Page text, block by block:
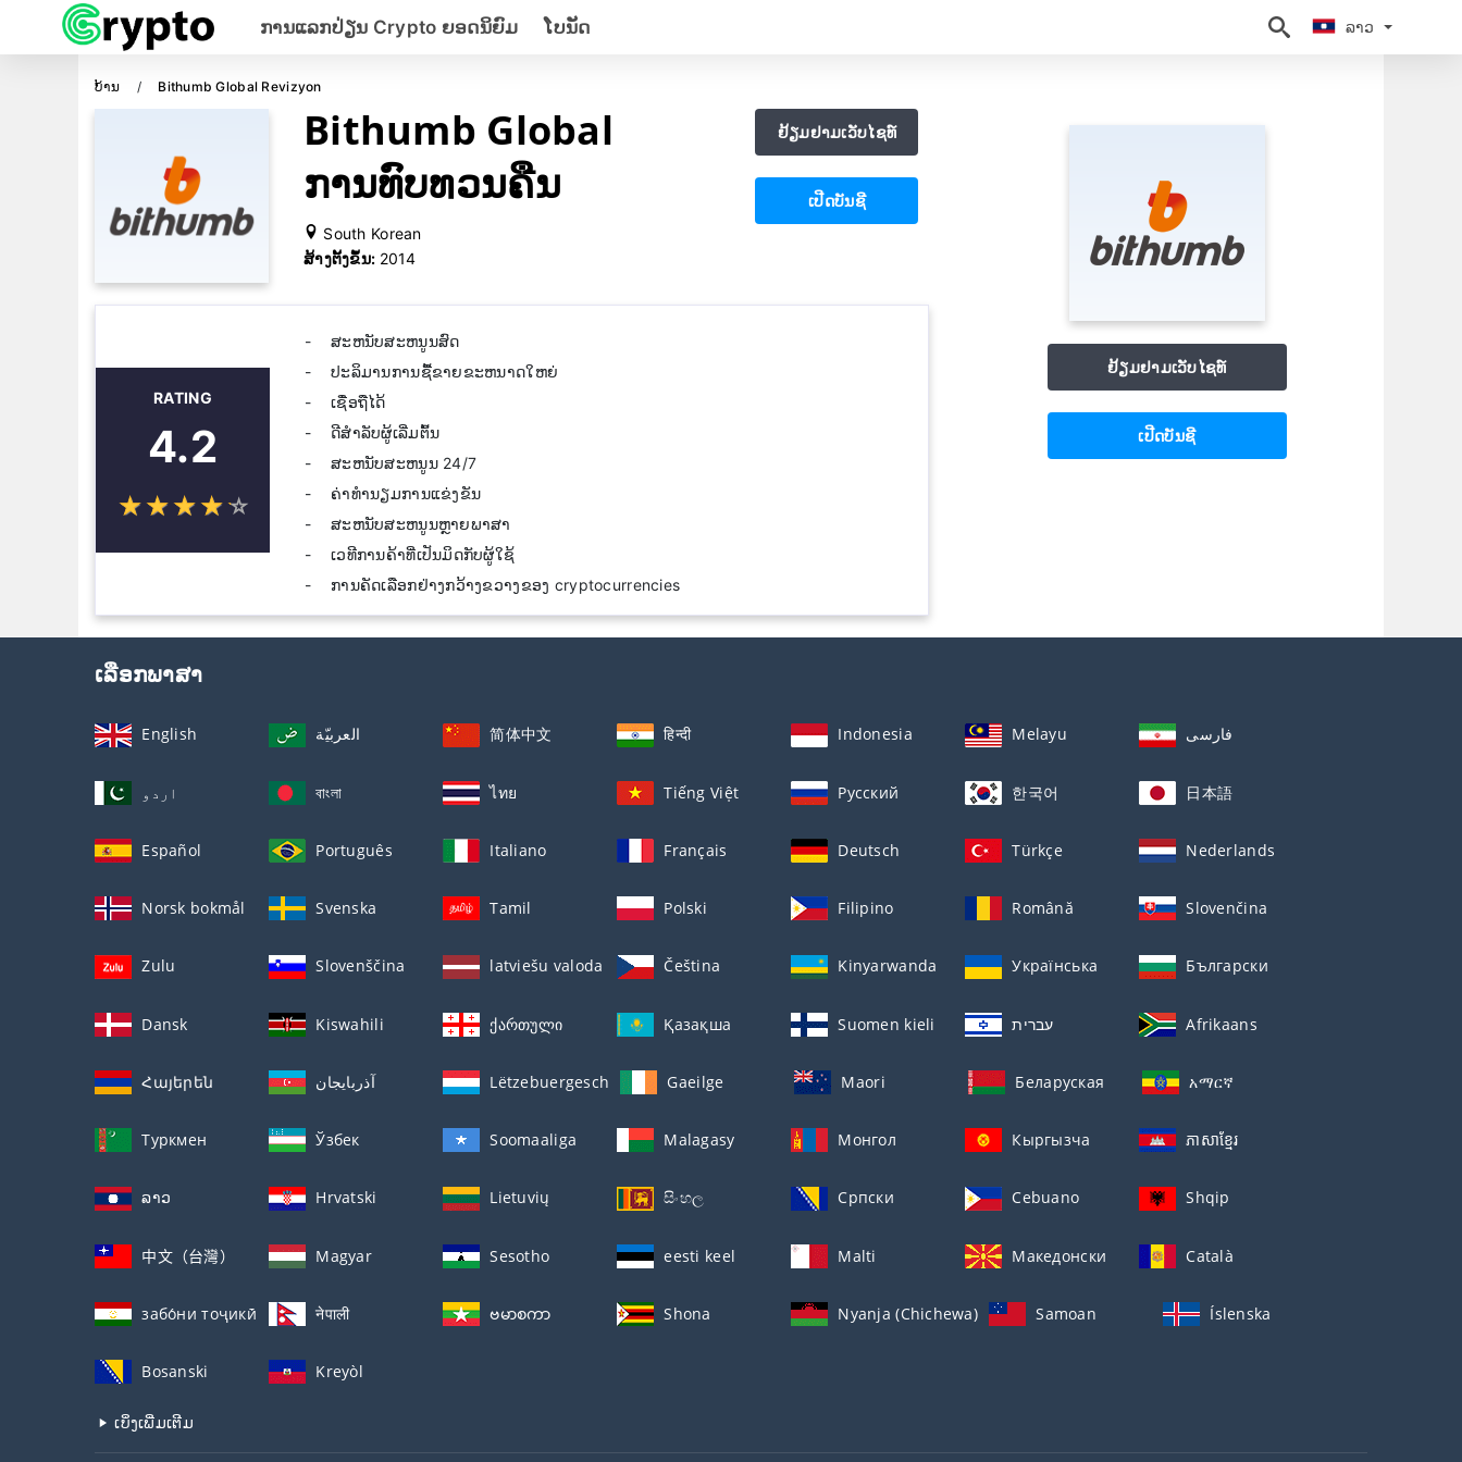
ການແລກປ່ຽນ Crypto ຍອດນິຍົມ ໂບນັດ ລາວ
ບ້ານ Bithumb Global Revizyon
Bithumb Global
ການທົບທວນຄືນ
South Korean
ສ້າງຕັ້ງຂຶ້ນ: 2014
ຢ້ຽມຢາມເວັບໄຊທ໌
ເປີດບັນຊີ
RATING
4.2
☆☆☆☆☆
★★★★★
ສະຫນັບສະຫນູນສົດ
ປະລິມານການຊື້ຂາຍຂະຫນາດໃຫຍ່
ເຊື່ອຖືໄດ້
ດີສໍາລັບຜູ້ເລີ່ມຕົ້ນ
ສະຫນັບສະຫນູນ 24/7
ຄ່າທໍານຽມການແຂ່ງຂັນ
ສະຫນັບສະຫນູນຫຼາຍພາສາ
ເວທີການຄ້າທີ່ເປັນມິດກັບຜູ້ໃຊ້
ການຄັດເລືອກຢ່າງກວ້າງຂວາງຂອງ cryptocurrencies
ຢ້ຽມຢາມເວັບໄຊທ໌
ເປີດບັນຊີ
ເລືອກພາສາ
English العربيّة 简体中文 हिन्दी Indonesia Melayu فارسی
اردو বাংলা ไทย Tiếng Việt Русский 한국어 日本語
Español Português Italiano Français Deutsch Türkçe Nederlands
Norsk bokmål Svenska Tamil Polski Filipino Română Slovenčina
Zulu Slovenščina latviešu valoda Čeština Kinyarwanda Українська Български
Dansk Kiswahili ქართული Қазақша Suomen kieli עברית Afrikaans
Հայերեն آذربايجان Lëtzebuergesch Gaeilge Maori Беларуская አማርኛ
Туркмен Ўзбек Soomaaliga Malagasy Монгол Кыргызча ភាសាខ្មែរ
ລາວ Hrvatski Lietuvių සිංහල Српски Cebuano Shqip
中文（台灣） Magyar Sesotho eesti keel Malti Македонски Català
забо́ни тоҷикӣ́ नेपाली ဗမာစကာ Shona Nyanja (Chichewa) Samoan Íslenska
Bosanski Kreyòl
ເບິ່ງເພີ່ມເຕີມ